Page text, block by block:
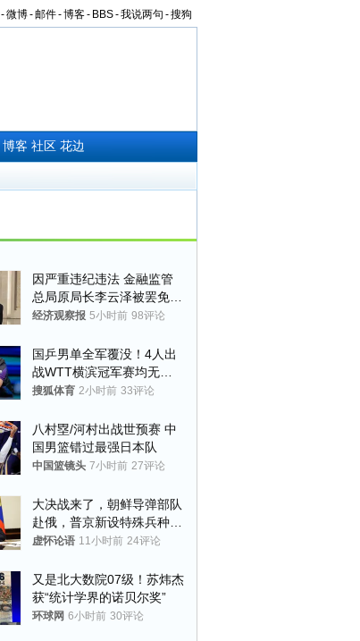
-微博-邮件-博客- BBS-我说两句 -搜狗
博客 社区 花边
因严重违纪违法 金融监管
总局原局长李云泽被罢免全
国人大代表
经济观察报 5小时前 98评论
国乒男单全军覆没！4人出
战WTT横滨冠军赛均无缘
八强
搜狐体育 2小时前 33评论
八村塁/河村出战世预赛 中
国男篮错过最强日本队
中国篮镜头 7小时前 27评论
大决战来了，朝鲜导弹部队
赴俄，普京新设特殊兵种，
76岁老将扛旗
虚怀论语 11小时前 24评论
又是北大数院07级！苏炜杰
获“统计学界的诺贝尔奖”
环球网 6小时前 30评论